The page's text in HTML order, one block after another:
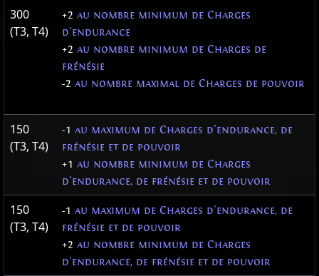
300
(T3, T4)
+2 au nombre minimum de Charges
d'endurance
+2 au nombre minimum de Charges de
frénésie
-2 au nombre maximal de Charges de pouvoir
150
(T3, T4)
-1 au maximum de Charges d'endurance, de
frénésie et de pouvoir
+1 au nombre minimum de Charges
d'endurance, de frénésie et de pouvoir
150
(T3, T4)
-1 au maximum de Charges d'endurance, de
frénésie et de pouvoir
+2 au nombre minimum de Charges
d'endurance, de frénésie et de pouvoir